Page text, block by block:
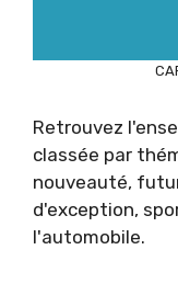
Retrouvez
classée par
nouveauté,
d'exception,
l'automobile.